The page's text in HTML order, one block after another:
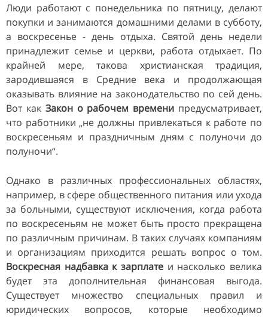
Люди работают с понедельника по пятницу, делают
покупки и занимаются домашними делами в субботу,
а воскресенье - день отдыха. Святой день недели
принадлежит семье и церкви, работа отдыхает. По
крайней мере, такова христианская традиция,
зародившаяся в Средние века и продолжающая
оказывать влияние на законодательство по сей день.
Вот как Закон о рабочем времени предусматривает,
что работники „не должны привлекаться к работе по
воскресеньям и праздничным дням с полуночи до
полуночи“.
Однако в различных профессиональных областях,
например, в сфере общественного питания или ухода
за больными, существуют исключения, когда работа
по воскресеньям не может быть просто прекращена
по различным причинам. В таких случаях компаниям
и организациям приходится решать вопрос о том.
Воскресная надбавка к зарплате и насколько велика
будет эта дополнительная финансовая выгода.
Существует множество специальных правил и
юридических вопросов, которые необходимо